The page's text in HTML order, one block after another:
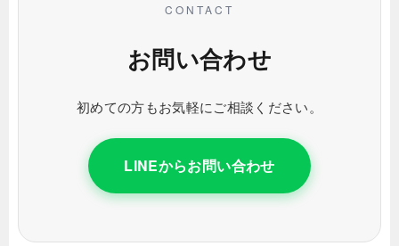
CONTACT
お問い合わせ
初めての方もお気軽にご相談ください。
LINEからお問い合わせ